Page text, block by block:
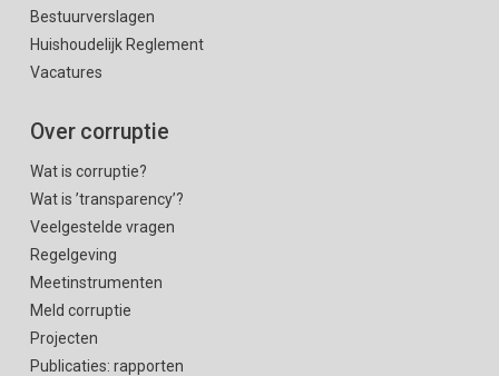
Bestuurverslagen
Huishoudelijk Reglement
Vacatures
Over corruptie
Wat is corruptie?
Wat is ’transparency’?
Veelgestelde vragen
Regelgeving
Meetinstrumenten
Meld corruptie
Projecten
Publicaties: rapporten